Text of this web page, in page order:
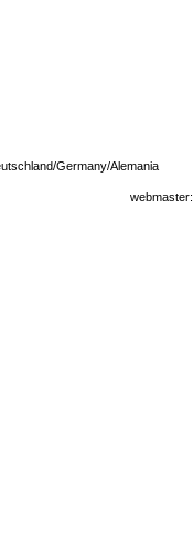
Germany/Alemania
webmaster: